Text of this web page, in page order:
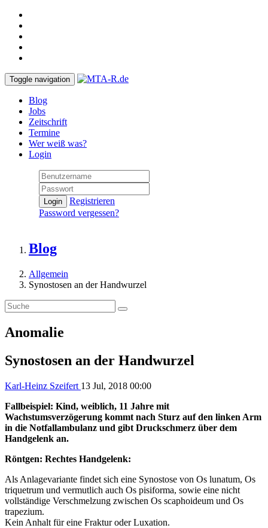
Toggle navigation
Blog
Jobs
Zeitschrift
Termine
Wer weiß was?
Login
Login
Registrieren
Password vergessen?
Blog
Allgemein
Synostosen an der Handwurzel
Anomalie
Synostosen an der Handwurzel
Karl-Heinz Szeifert 13 Jul, 2018 00:00
Fallbeispiel: Kind, weiblich, 11 Jahre mit
Wachstumsverzögerung kommt nach Sturz auf den linken Arm
in die Notfallambulanz und gibt Druckschmerz über dem
Handgelenk an.
Röntgen: Rechtes Handgelenk:
Als Anlagevariante findet sich eine Synostose von Os lunatum, Os
triquetrum und vermutlich auch Os pisiforma, sowie eine nicht
vollständige Verschmelzung zwischen Os scaphoideum und Os
trapezium.
Kein Anhalt für eine Fraktur oder Luxation.